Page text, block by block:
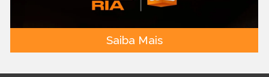
Saiba Mais